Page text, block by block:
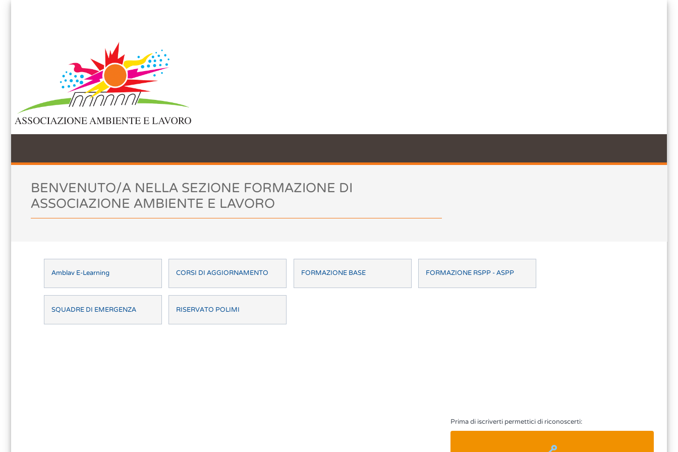
BENVENUTO/A NELLA SEZIONE FORMAZIONE DI
ASSOCIAZIONE AMBIENTE E LAVORO
Amblav E-Learning CORSI DI AGGIORNAMENTO FORMAZIONE BASE FORMAZIONE RSPP - ASPP
SQUADRE DI EMERGENZA RISERVATO POLIMI
Prima di iscriverti permettici di riconoscerti:
Questo sito web utilizza i cookie per migliorare la tua esperienza di navigazione. Utilizzando il nostro sito
web acconsenti a tutti i cookie in conformità con la nostra policy per i cookie.
Accetta tutti Non accetto Chiudi